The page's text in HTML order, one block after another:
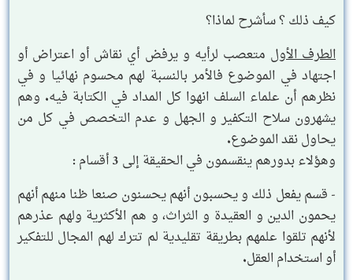
كيف ذلك ؟ سأشرح لماذا؟
الطرف الأول متعصب لرأيه و يرفض أي نقاش أو اعتراض أو
اجتهاد في الموضوع فالأمر بالنسبة لهم محسوم نهائيا و في
نظرهم أن علماء السلف انهوا كل المداد في الكتابة فيه. وهم
يشهرون سلاح التكفير و الجهل و عدم التخصص في كل من
يحاول نقد الموضوع.
وهؤلاء بدورهم ينقسمون في الحقيقة إلى 3 أقسام :
- قسم يفعل ذلك و يحسبون أنهم يحسنون صنعا ظنا منهم أنهم
يحمون الدين و العقيدة و الثراث، و هم الأكثرية ولهم عذرهم
لأنهم تلقوا علمهم بطريقة تقليدية لم تترك لهم المجال للتفكير
أو استخدام العقل.